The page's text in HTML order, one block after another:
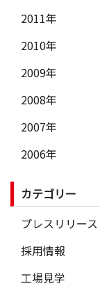
2011年
2010年
2009年
2008年
2007年
2006年
カテゴリー
プレスリリース
採用情報
工場見学